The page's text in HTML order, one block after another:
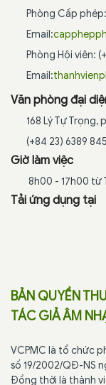
Phòng Cấp
Email:
Phòng Hội viên:
Email:
Văn phòng đại
168 Lý Tự Trọng,
(+84 23) 6389
Giờ làm việc
8h00 - 17h00 từ
Tải ứng dụng tại
BẢN QUYỀN
TÁC GIẢ ÂM
VCPMC là tổ chức
số 19/2002/QĐ-NS
Đồng thời là thành